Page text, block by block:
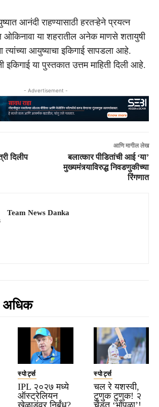
आनंदी राहण्यासाठी हरतऱ्हेने प्रयत्न
ओकिनावा या शहरातील अनेक माणसे शतायुषी
आयुष्याचा इकिगाई सापडला आहे.
इकिगाई या पुस्तकात उत्तम माहिती दिली आहे.
- Advertisement -
दिलीप
आणि मागील लेख
बलात्कार पीडितांची आई ‘या’
मुख्यमंत्र्याविरुद्ध निवडणुकीच्या
रिंगणात
Team News Danka
स्पोर्ट्स
IPL २०२७ मध्ये
ऑस्ट्रेलियन
स्पोर्ट्स
चल रे यशस्वी,
टुणुक टुणुक! २